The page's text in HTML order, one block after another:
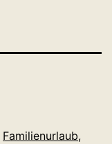
Familienurlaub,